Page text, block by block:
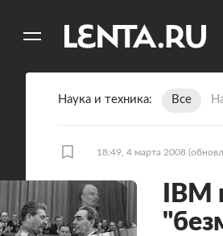
Наука и техника Все
18:49, 4 марта 2008